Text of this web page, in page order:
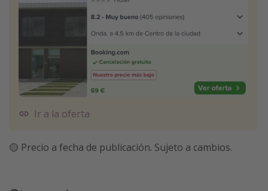
Ir a la oferta
🟡 Precio a fecha de publicación. Sujeto a cambios.